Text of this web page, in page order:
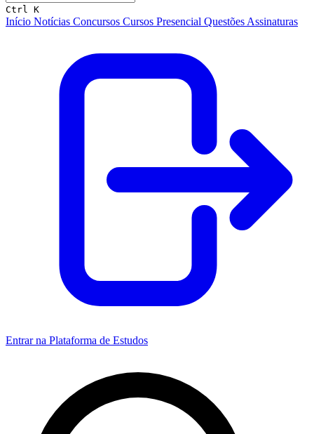
Ctrl K
Início Notícias Concursos Cursos Presencial Questões Assinaturas
Entrar na Plataforma de Estudos